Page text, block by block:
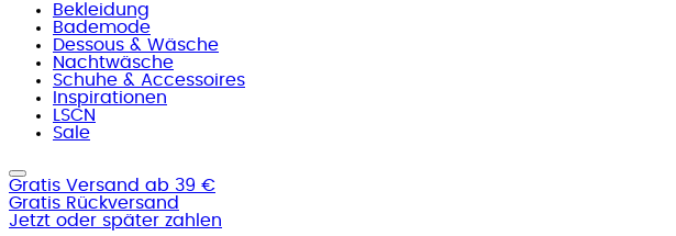
Bekleidung
Bademode
Dessous & Wäsche
Nachtwäsche
Schuhe & Accessoires
Inspirationen
LSCN
Sale
Gratis Versand ab 39 €
Gratis Rückversand
Jetzt oder später zahlen